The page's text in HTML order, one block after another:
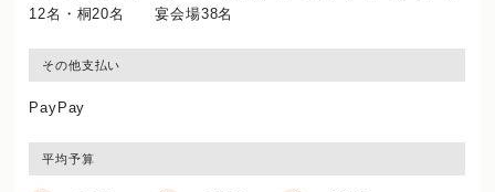
12名・桐20名 宴会場38名
その他支払い
PayPay
平均予算